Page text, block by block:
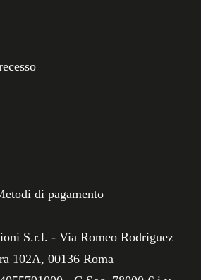
S.r.l. - Via Romeo Rodriguez
102A, 00136 Roma